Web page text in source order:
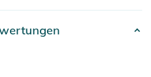
und ohne Schnickschnack